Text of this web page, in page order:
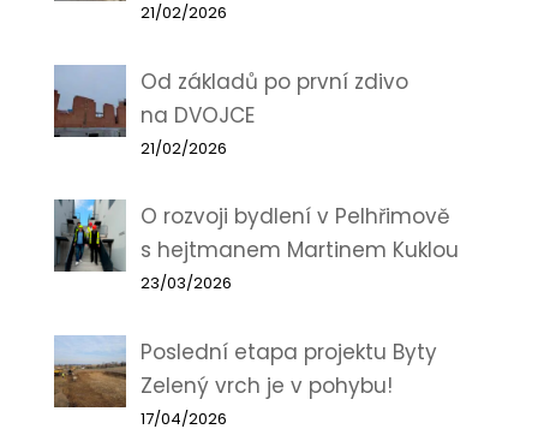
21/02/2026
Od základů po první zdivo
na DVOJCE
21/02/2026
O rozvoji bydlení v Pelhřimově
s hejtmanem Martinem Kuklou
23/03/2026
Poslední etapa projektu Byty
Zelený vrch je v pohybu!
17/04/2026